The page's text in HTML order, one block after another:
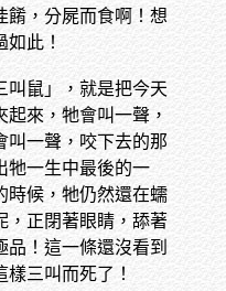
餚，分屍而食啊！想
此！
叫鼠」，就是把今天
起來，牠會叫一聲，
叫一聲，咬下去的那
牠一生中最後的一
時候，牠仍然還在蠕
，正閉著眼睛，舔著
！這一條還沒看到
三叫而死了！